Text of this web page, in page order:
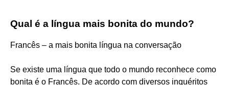
Qual é a língua mais bonita do mundo?
Francês – a mais bonita língua na conversação
Se existe uma língua que todo o mundo reconhece como
bonita é o Francês. De acordo com diversos inquéritos